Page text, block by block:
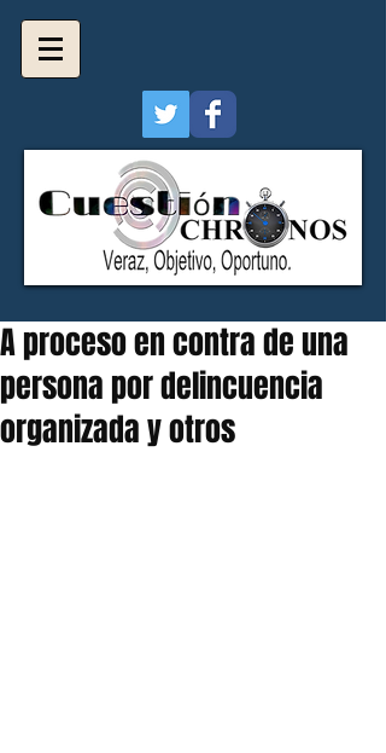
A proceso en contra de una
persona por delincuencia
organizada y otros